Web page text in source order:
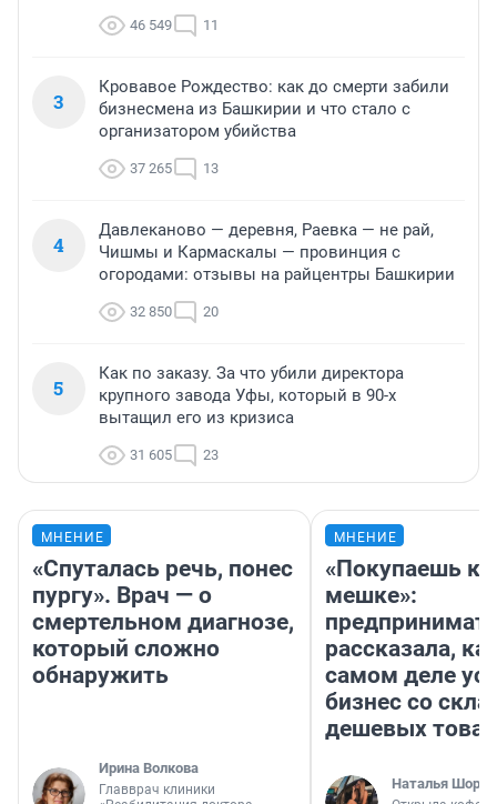
46 549 11
3
Кровавое Рождество: как до смерти забили
бизнесмена из Башкирии и что стало с
организатором убийства
37 265 13
4
Давлеканово — деревня, Раевка — не рай,
Чишмы и Кармаскалы — провинция с
огородами: отзывы на райцентры Башкирии
32 850 20
5
Как по заказу. За что убили директора
крупного завода Уфы, который в 90-х
вытащил его из кризиса
31 605 23
МНЕНИЕ
«Спуталась речь, понес
пургу». Врач — о
смертельном диагнозе,
который сложно
обнаружить
Ирина Волкова
Главврач клиники
МНЕНИЕ
«Покупаешь
мешке»:
рассказала,
самом деле
бизнес со
дешевых
Наталья